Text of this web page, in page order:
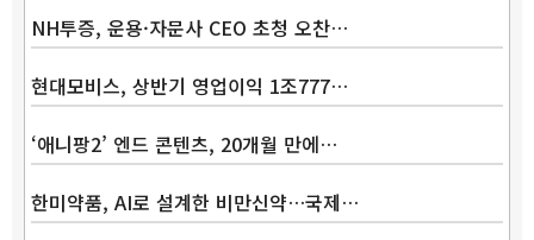
NH투증, 운용·자문사 CEO 초청 오찬…
현대모비스, 상반기 영업이익 1조777…
‘애니팡2’ 엔드 콘텐츠, 20개월 만에…
한미약품, AI로 설계한 비만신약…국제…